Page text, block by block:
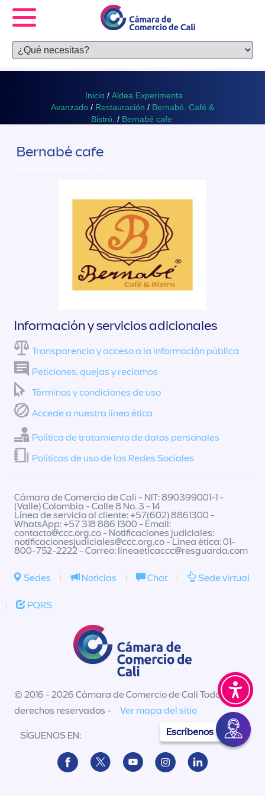
Inicio / Aldea Experimenta
Avanzado / Restauración / Bernabé. Café &
Bistró. / Bernabé cafe
Bernabé cafe
Escríbenos
Información y servicios adicionales
Transparencia y acceso a la información pública
Peticiones, quejas y reclamos
Términos y condiciones de uso
Accede a nuestra línea ética
Política de tratamiento de datos personales
Políticas de uso de las Redes Sociales
Cámara de Comercio de Cali - NIT: 890399001-1 -
(Valle) Colombia - Calle 8 No. 3 - 14
Línea de servicio al cliente: +57(602) 8861300 -
WhatsApp: +57 318 886 1300 - Email:
contacto@ccc.org.co- Notificaciones judiciales:
notificacionesjudiciales@ccc.org.co- Línea ética: 01-
800-752-2222 - Correo: lineaeticaccc@resguarda.com
Sedes | Noticias | Chat | Sede virtual
| PQRS
© 2016 - 2026 Cámara de Comercio de Cali Todos los
derechos reservados -
Ver mapa del sitio
SÍGUENOS EN: